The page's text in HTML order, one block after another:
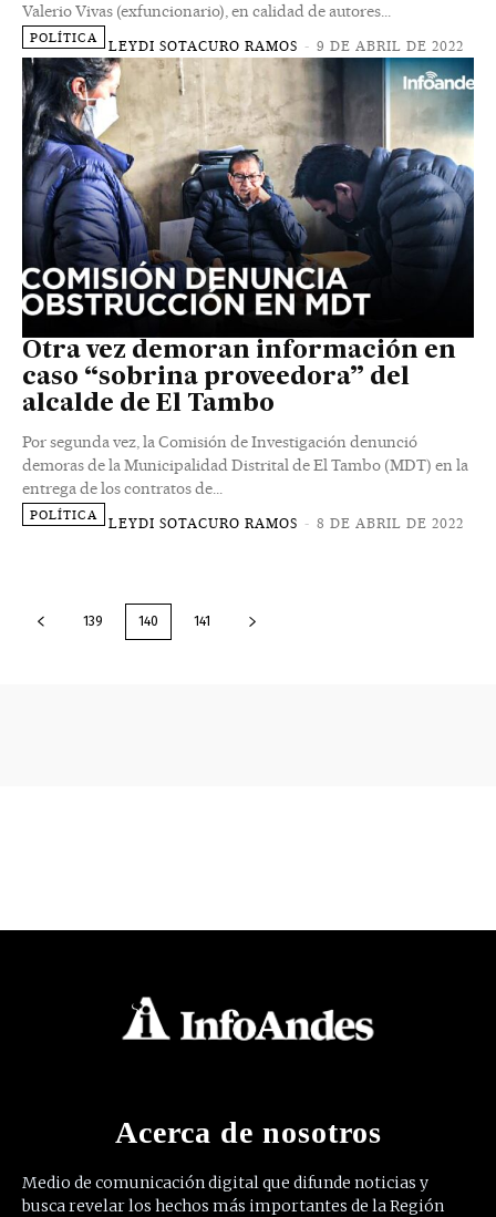
Valerio Vivas (exfuncionario), en calidad de autores...
POLÍTICA LEYDI SOTACURO RAMOS - 9 DE ABRIL DE 2022
Otra vez demoran información en
caso “sobrina proveedora” del
alcalde de El Tambo
Por segunda vez, la Comisión de Investigación denunció
demoras de la Municipalidad Distrital de El Tambo (MDT) en la
entrega de los contratos de...
POLÍTICA LEYDI SOTACURO RAMOS - 8 DE ABRIL DE 2022
139 140 141
Acerca de nosotros
Medio de comunicación digital que difunde noticias y
busca revelar los hechos más importantes de la Región